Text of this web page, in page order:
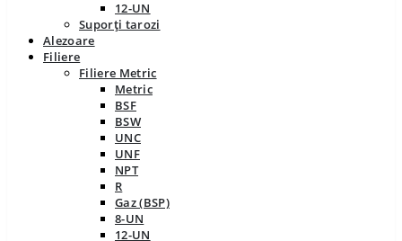
12-UN
Suporți tarozi
Alezoare
Filiere
Filiere Metric
Metric
BSF
BSW
UNC
UNF
NPT
R
Gaz (BSP)
8-UN
12-UN